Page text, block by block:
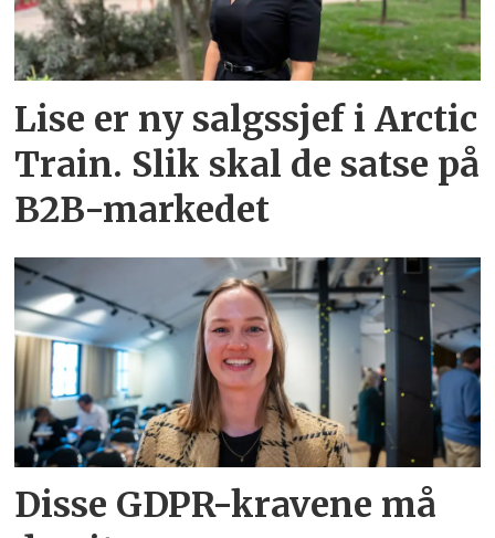
Lise er ny salgssjef i Arctic
Train. Slik skal de satse på
B2B-markedet
Disse GDPR-kravene må